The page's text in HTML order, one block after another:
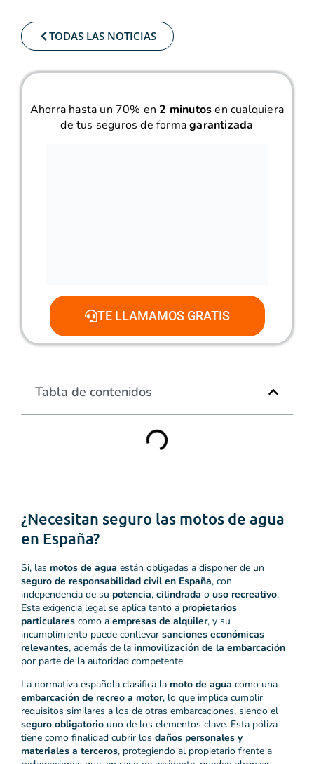
¿Necesitan seguro las motos de agua
en España?
Si, las motos de agua están obligadas a disponer de un
seguro de responsabilidad civil en España, con
independencia de su potencia, cilindrada o uso recreativo.
Esta exigencia legal se aplica tanto a propietarios
particulares como a empresas de alquiler, y su
incumplimiento puede conllevar sanciones económicas
relevantes, además de la inmovilización de la embarcación
por parte de la autoridad competente.
La normativa española clasifica la moto de agua como una
embarcación de recreo a motor, lo que implica cumplir
requisitos similares a los de otras embarcaciones, siendo el
seguro obligatorio uno de los elementos clave. Esta póliza
tiene como finalidad cubrir los daños personales y
materiales a terceros, protegiendo al propietario frente a
TODAS LAS NOTICIAS
Ahorra hasta un 70% en 2 minutosen cualquiera
de tus seguros de formagarantizada
TE LLAMAMOS GRATIS
Tabla de contenidos